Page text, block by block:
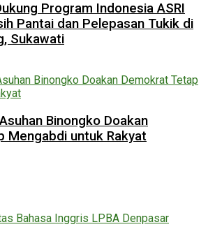
Program Indonesia ASRI
Pantai dan Pelepasan Tukik di
Sukawati
Binongko Doakan
Mengabdi untuk Rakyat